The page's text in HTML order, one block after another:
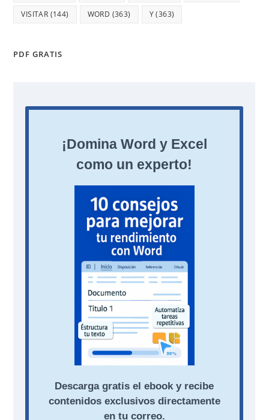
VISITAR (144) WORD (363) Y(363)
PDF GRATIS